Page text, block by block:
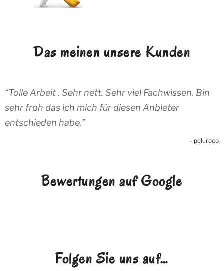
Das meinen unsere Kunden
Tolle Arbeit . Sehr nett. Sehr viel Fachwissen. Bin
sehr froh das ich mich für diesen Anbieter
entschieden habe.
peluroco
Bewertungen auf Google
Folgen Sie uns auf…